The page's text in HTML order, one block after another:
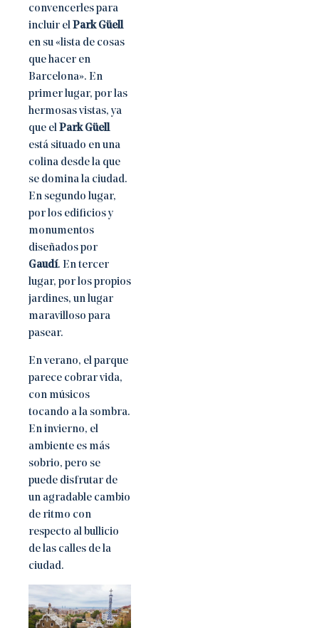
convencerles para
incluir elPark Güell
en su «lista de cosas
que hacer en
Barcelona». En
primer lugar, por las
hermosas vistas, ya
que elPark Güell
está situado en una
colina desde la que
se domina la ciudad.
En segundo lugar,
por los edificios y
monumentos
diseñados por
Gaudí. En tercer
lugar, por los propios
jardines, un lugar
maravilloso para
pasear.
En verano, el parque
parece cobrar vida,
con músicos
tocando a la sombra.
En invierno, el
ambiente es más
sobrio, pero se
puede disfrutar de
un agradable cambio
de ritmo con
respecto al bullicio
de las calles de la
ciudad.